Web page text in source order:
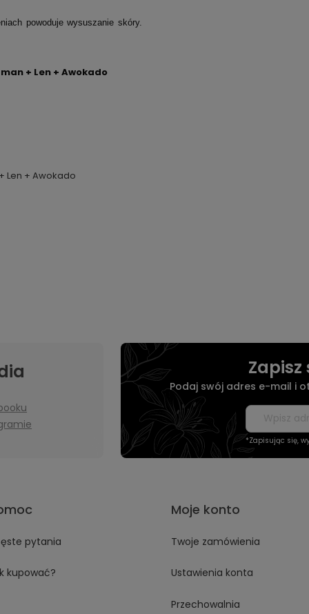
powoduje wysuszanie skóry.
+ Len + Awokado
Len + Awokado
Zapisz
Podaj swój adres e-mail i
*Zapisując się,
pytania
kupować?
Moje konto
Twoje zamówienia
Ustawienia konta
Przechowalnia